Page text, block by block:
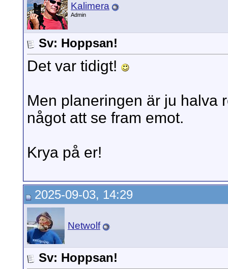
Kalimera
Admin
Sv: Hoppsan!
Det var tidigt!
Men planeringen är ju halva
något att se fram emot.
Krya på er!
2025-09-03, 14:29
Netwolf
Sv: Hoppsan!